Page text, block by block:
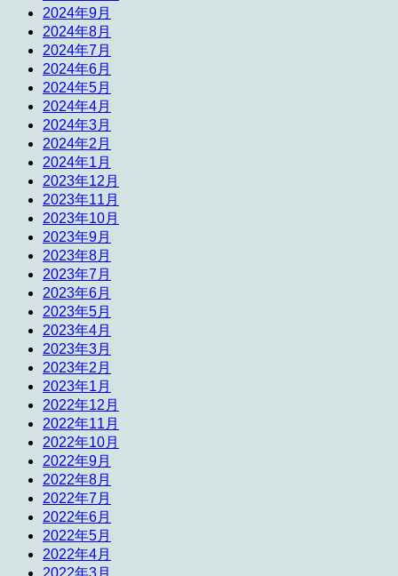
2024年9月
2024年8月
2024年7月
2024年6月
2024年5月
2024年4月
2024年3月
2024年2月
2024年1月
2023年12月
2023年11月
2023年10月
2023年9月
2023年8月
2023年7月
2023年6月
2023年5月
2023年4月
2023年3月
2023年2月
2023年1月
2022年12月
2022年11月
2022年10月
2022年9月
2022年8月
2022年7月
2022年6月
2022年5月
2022年4月
2022年3月